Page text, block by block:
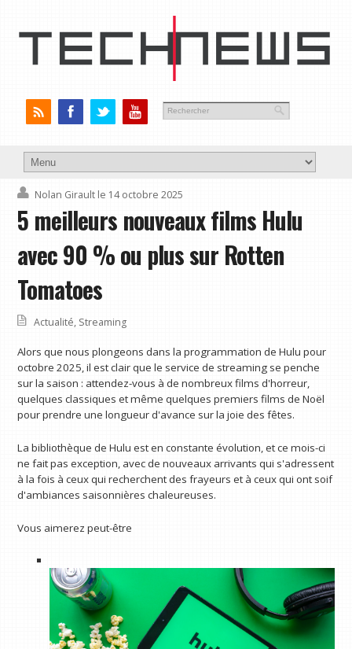
Nolan Girault le 14 octobre 2025
5 meilleurs nouveaux films Hulu
avec 90 % ou plus sur Rotten
Tomatoes
Actualité, Streaming
Alors que nous plongeons dans la programmation de Hulu pour
octobre 2025, il est clair que le service de streaming se penche
sur la saison : attendez-vous à de nombreux films d'horreur,
quelques classiques et même quelques premiers films de Noël
pour prendre une longueur d'avance sur la joie des fêtes.
La bibliothèque de Hulu est en constante évolution, et ce mois-ci
ne fait pas exception, avec de nouveaux arrivants qui s'adressent
à la fois à ceux qui recherchent des frayeurs et à ceux qui ont soif
d'ambiances saisonnières chaleureuses.
Vous aimerez peut-être